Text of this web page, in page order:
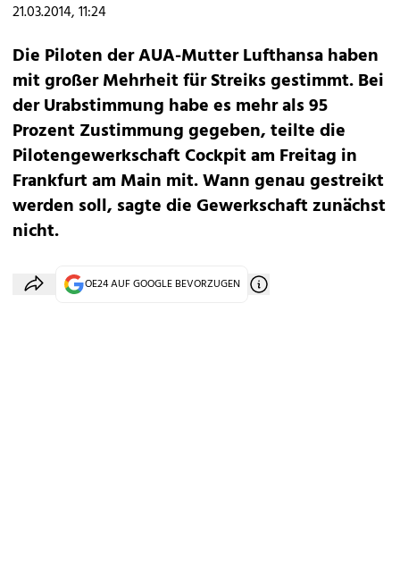
21.03.2014, 11:24
Die Piloten der AUA-Mutter Lufthansa haben
mit großer Mehrheit für Streiks gestimmt. Bei
der Urabstimmung habe es mehr als 95
Prozent Zustimmung gegeben, teilte die
Pilotengewerkschaft Cockpit am Freitag in
Frankfurt am Main mit. Wann genau gestreikt
werden soll, sagte die Gewerkschaft zunächst
nicht.
OE24 AUF GOOGLE BEVORZUGEN